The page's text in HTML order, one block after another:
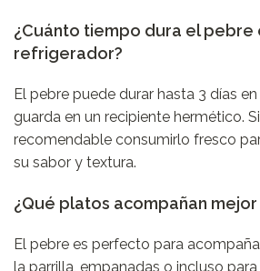
¿Cuánto tiempo dura el pebre
refrigerador?
El pebre puede durar hasta 3 días
guarda en un recipiente hermético.
recomendable consumirlo fresco
su sabor y textura.
¿Qué platos acompañan
El pebre es perfecto para
la parrilla, empanadas o incluso